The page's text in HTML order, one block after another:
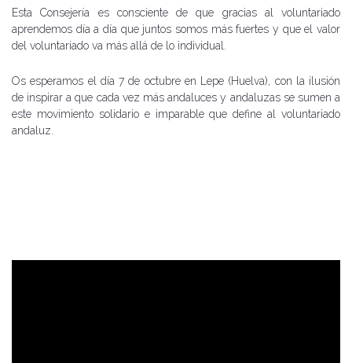
Esta Consejería es consciente de que gracias al voluntariado
aprendemos día a día que juntos somos más fuertes y que el valor
del voluntariado va más allá de lo individual.
Os esperamos el día 7 de octubre en Lepe (Huelva), con la ilusión
de inspirar a que cada vez más andaluces y andaluzas se sumen a
este movimiento solidario e imparable que define al voluntariado
andaluz.